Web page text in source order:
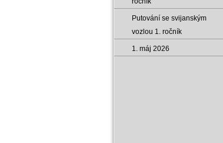
Putování se svijanským
vozlou 1. ročník
1. máj 2026